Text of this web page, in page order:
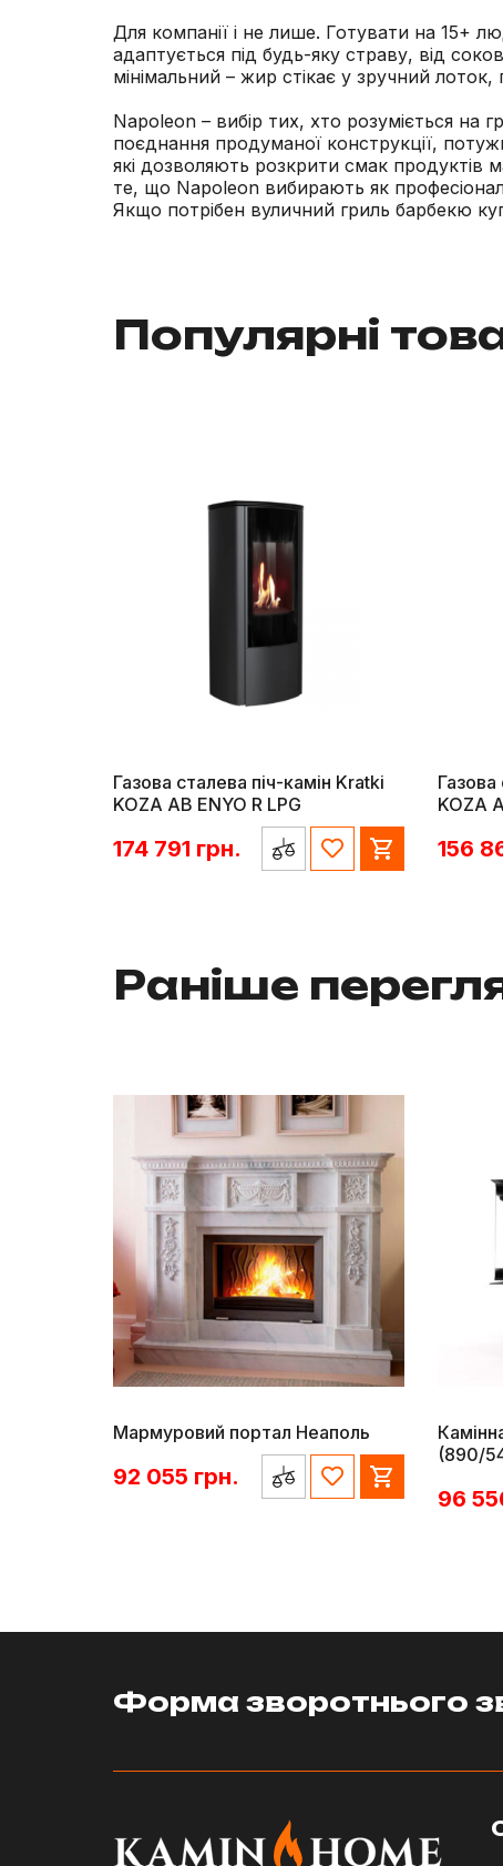
Для компанії і не лише. Готувати на 15+
адаптується під будь-яку страву, від
мінімальний – жир стікає у зручний
Napoleon – вибір тих, хто розуміється на
поєднання продуманої конструкції,
які дозволяють розкрити смак продуктів
те, що Napoleon вибирають як
Якщо потрібен вуличний гриль барбекю
Популярні
Газова сталева піч-камін Kratki
KOZA AB ENYO R LPG
174 791 грн.
Газова
KOZA
156
Раніше
Мармуровий портал Неаполь
92 055 грн.
(890/
96
Форма зворотнього